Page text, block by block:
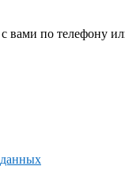
по телефону